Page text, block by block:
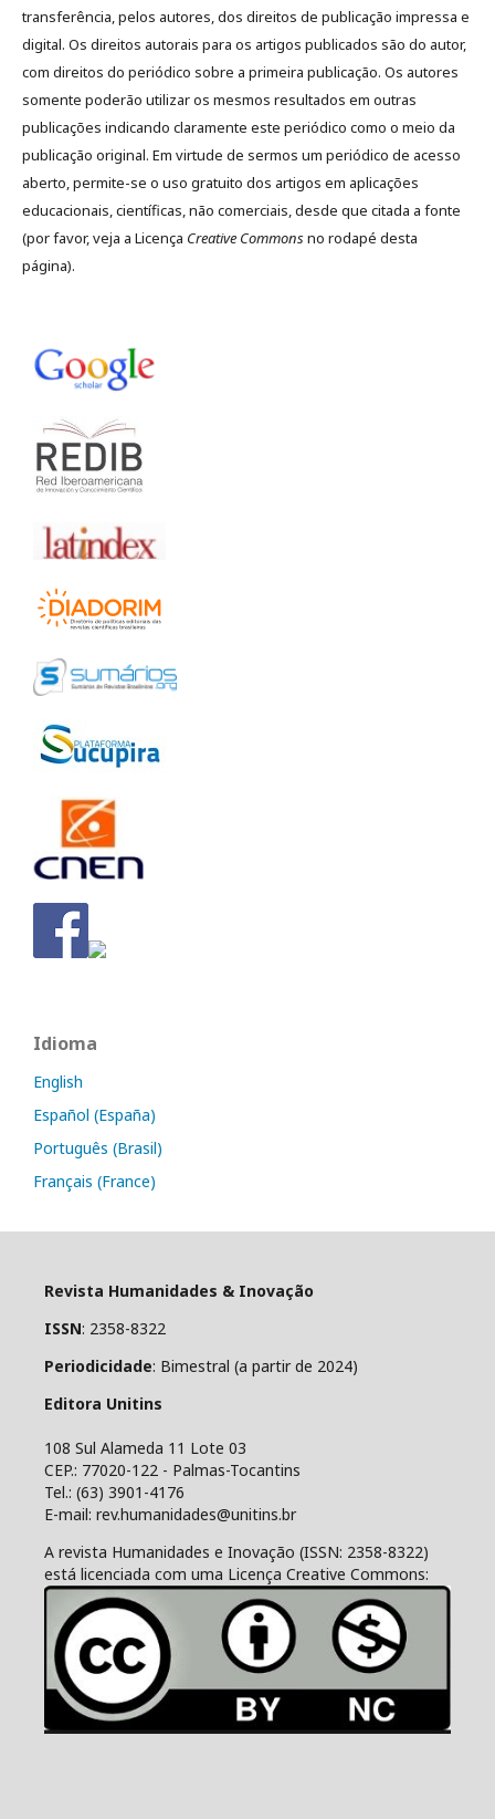
transferência, pelos autores, dos direitos de publicação impressa e
digital. Os direitos autorais para os artigos publicados são do autor,
com direitos do periódico sobre a primeira publicação. Os autores
somente poderão utilizar os mesmos resultados em outras
publicações indicando claramente este periódico como o meio da
publicação original. Em virtude de sermos um periódico de acesso
aberto, permite-se o uso gratuito dos artigos em aplicações
educacionais, científicas, não comerciais, desde que citada a fonte
(por favor, veja a Licença Creative Commonsno rodapé desta
página).
Idioma
English
Español (España)
Português (Brasil)
Français (France)
Revista Humanidades & Inovação
ISSN: 2358-8322
Periodicidade: Bimestral (a partir de 2024)
Editora Unitins
108 Sul Alameda 11 Lote 03
CEP.: 77020-122 - Palmas-Tocantins
Tel.: (63) 3901-4176
E-mail: rev.humanidades@unitins.br
A revista Humanidades e Inovação (ISSN: 2358-8322)
está licenciada com uma Licença Creative Commons: